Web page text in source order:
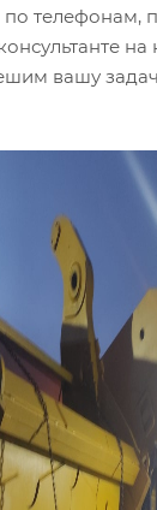
телефонам,
вашу